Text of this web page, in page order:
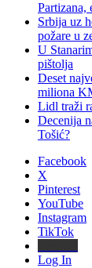
Partizana,
Srbija uz
požare u
U
pištolja
Deset
miliona
Lidl traži
Decenija
Tošić?
Facebook
X
Pinterest
YouTube
Instagram
TikTok
Log In